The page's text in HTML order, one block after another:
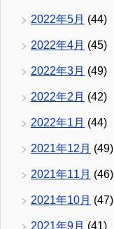
2022年5月 (44)
2022年4月 (45)
2022年3月 (49)
2022年2月 (42)
2022年1月 (44)
2021年12月 (49)
2021年11月 (46)
2021年10月 (47)
2021年9月 (41)